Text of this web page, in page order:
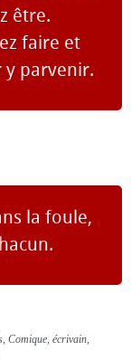
être.
faire et
parvenir.
la foule,
Comique, écrivain,